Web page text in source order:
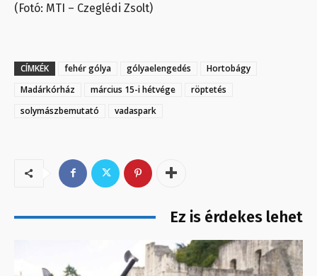
(Fotó: MTI – Czeglédi Zsolt)
CÍMKÉK fehér gólya gólyaelengedés
Hortobágy
Madárkórház
március 15-i hétvége
röptetés
solymászbemutató
vadaspark
Ez is érdekes lehet